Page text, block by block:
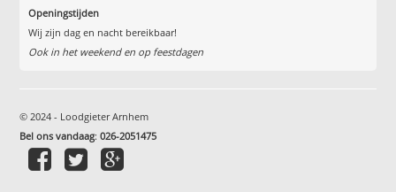
Openingstijden
Wij zijn dag en nacht bereikbaar!
Ook in het weekend en op feestdagen
© 2024 - Loodgieter Arnhem
Bel ons vandaag:026-2051475